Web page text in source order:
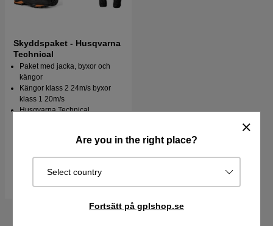
Are you in the right place?
Select country
Fortsätt på gplshop.se
Skyddspaket - Husqvarna
Technical
Paket med jacka, byxor och
kängor
Kängor klass 2 24m/s byxor
klass 1 20m/s
Husqvarna Technical
Best. vara. Skickas om 2-5
dagar
Köp